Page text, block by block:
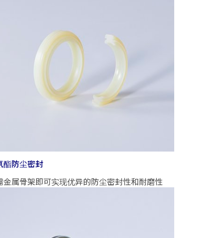
酯防尘密封
金属骨架即可实现优异的防尘密封性和耐磨性